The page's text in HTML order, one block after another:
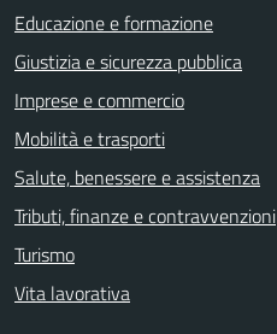
Educazione e formazione
Giustizia e sicurezza pubblica
Imprese e commercio
Mobilità e trasporti
Salute, benessere e assistenza
Tributi, finanze e contravvenzioni
Turismo
Vita lavorativa